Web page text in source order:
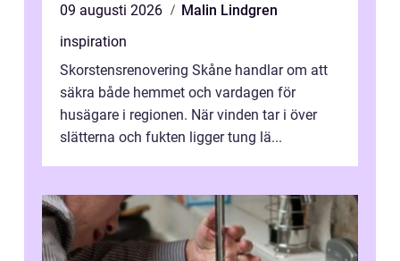
09 augusti 2026
Malin Lindgren
inspiration
Skorstensrenovering Skåne handlar om att
säkra både hemmet och vardagen för
husägare i regionen. När vinden tar i över
slätterna och fukten ligger tung lä...